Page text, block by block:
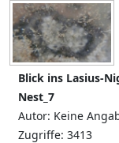
Blick ins Lasius-
Nest_7
Autor: Keine
Zugriffe: 3413